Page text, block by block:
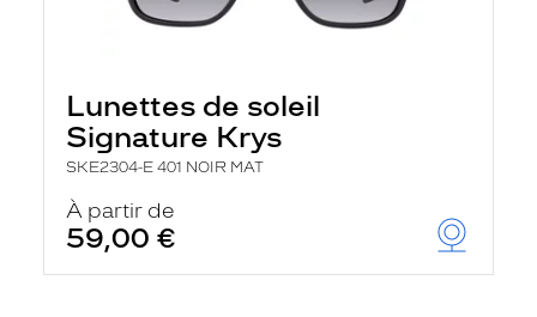
Lunettes de soleil
Signature Krys
SKE2304-E 401 NOIR MAT
À partir de
59,00 €